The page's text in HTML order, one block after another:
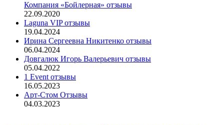
Компания «Бойлерная» отзывы
22.09.2020
Laguna VIP отзывы
19.04.2024
Ирина Сергеевна Никитенко отзывы
06.04.2024
Довгалюк Игорь Валерьевич отзывы
05.04.2022
1 Event отзывы
16.05.2023
Арт-Стом Отзывы
04.03.2023